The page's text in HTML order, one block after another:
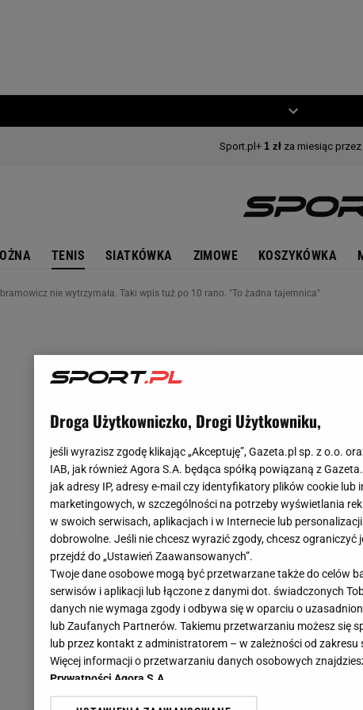
TENIS SIATKÓWKA ZIMOWE KOSZYKÓWKA
nie wytrzymała. Taki wpis tuż po 10 rano. "To żadna tajemnica"
Droga Użytkowniczko, Drogi Użytkowniku,
jeśli wyrazisz zgodę klikając „Akceptuję”, Gazeta.pl sp. z o.o.
IAB, jak również Agora S.A. będąca spółką powiązaną z
jak adresy IP, adresy e-mail czy identyfikatory plików cookie
marketingowych, w szczególności na potrzeby wyświetlania
w swoich serwisach, aplikacjach i w Internecie lub
dobrowolne. Jeśli nie chcesz wyrazić zgody, chcesz
przejdź do „Ustawień Zaawansowanych”.
Twoje dane osobowe mogą być przetwarzane także do celów
serwisów i aplikacji lub łączone z danymi dot. świadczonych
danych nie wymaga zgody i odbywa się w oparciu o
lub Zaufanych Partnerów. Takiemu przetwarzaniu możesz się
lub przez kontakt z administratorem – w zależności od
Więcej informacji o przetwarzaniu danych osobowych
Prywatności Agora S.A.